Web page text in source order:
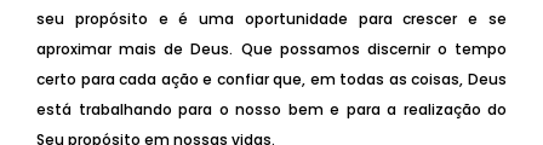
seu propósito e é uma oportunidade para crescer e se
aproximar mais de Deus. Que possamos discernir o tempo
certo para cada ação e confiar que, em todas as coisas, Deus
está trabalhando para o nosso bem e para a realização do
Seu propósito em nossas vidas.